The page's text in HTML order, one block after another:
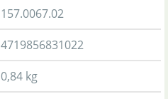
157.0067.02
4719856831022
0,84 kg